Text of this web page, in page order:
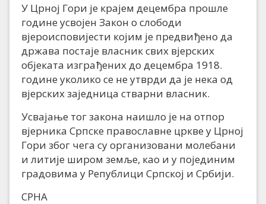
У Црној Гори је крајем децембра прошле
године усвојен Закон о слободи
вјероисповијести којим је предвиђено да
држава постаје власник свих вјерских
објеката изграђених до децембра 1918.
године уколико се не утврди да је нека од
вјерских заједница стварни власник.
Усвајање тог закона наишло је на отпор
вјерника Српске православне цркве у Црној
Гори због чега су организовани молебани
и литије широм земље, као и у појединим
градовима у Републици Српској и Србији.
СРНА